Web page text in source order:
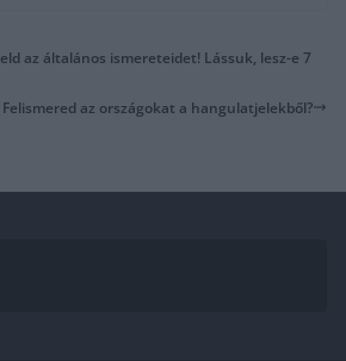
az általános ismereteidet! Lássuk, lesz-e 7
az országokat a hangulatjelekből?